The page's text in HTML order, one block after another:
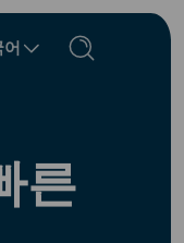
어
른